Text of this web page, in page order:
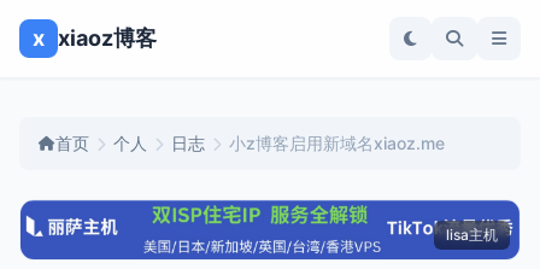
x xiaoz博客
首页 个人 日志 小z博客启用新域名xiaoz.me
lisa主机